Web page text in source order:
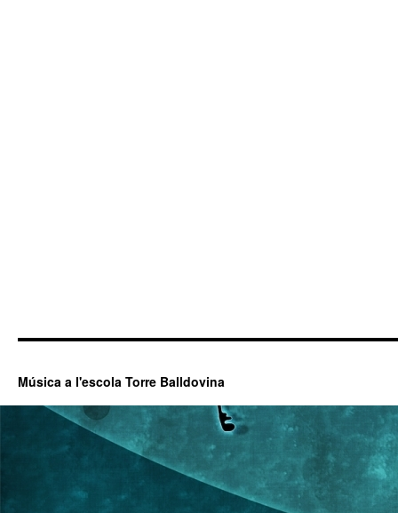
Música a l'escola Torre Balldovina